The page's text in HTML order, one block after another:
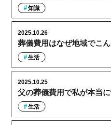
知識
葬儀費用はなぜ地域でこ
2025.10.26
生活
父の葬儀費用で私が本当
2025.10.25
生活